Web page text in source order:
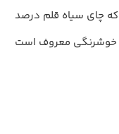
چای سیاه قلم درصد
خوشرنگی معروف است